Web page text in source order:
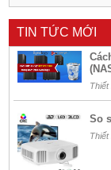
TIN TỨC MỚI
Thiết
So
Thiết